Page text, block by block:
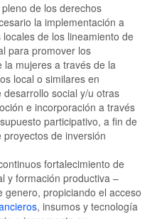
de los derechos
la implementación a
de los lineamiento de
para promover los
la mujeres a través de la
local o similares en
social y/u otras
e incorporación a través
participativo, a fin de
de inversión
fortalecimiento de
y formación productiva –
genero, propiciando el acceso
, insumos y tecnología